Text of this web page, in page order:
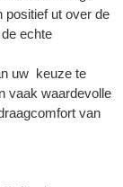
positief ut over de
echte
uw keuze te
vaak waardevolle
van